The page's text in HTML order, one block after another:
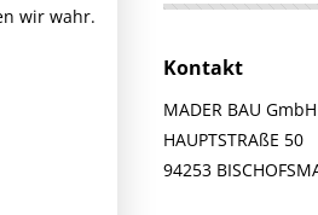
wir wahr.
Kontakt
MADER BAU GmbH
HAUPTSTRAßE 50
94253